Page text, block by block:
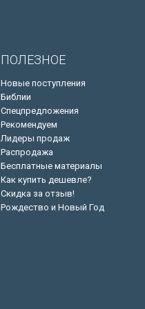
ПОЛЕЗНОЕ
Новые поступления
Библии
Спецпредложения
Рекомендуем
Лидеры продаж
Распродажа
Бесплатные материалы
Как купить дешевле?
Скидка за отзыв!
Рождество и Новый Год